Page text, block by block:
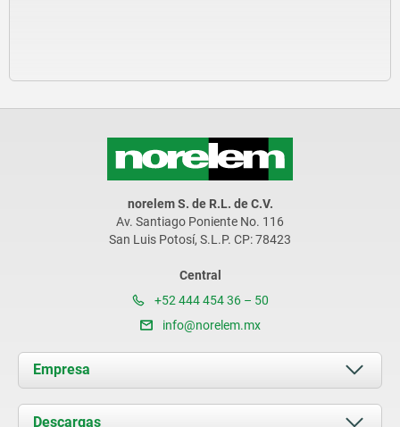
norelem S. de R.L. de C.V.
Av. Santiago Poniente No. 116
San Luis Potosí, S.L.P. CP: 78423
Central
+52 444 454 36 – 50
info@norelem.mx
Empresa
Acerca de nosotros
Descargas